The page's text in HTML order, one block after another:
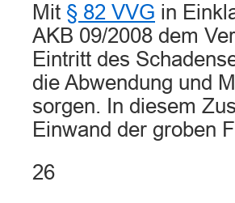
Mit § 82 VVG in
AKB 09/2008 dem
Eintritt des
die Abwendung und
sorgen. In diesem
Einwand der groben
26